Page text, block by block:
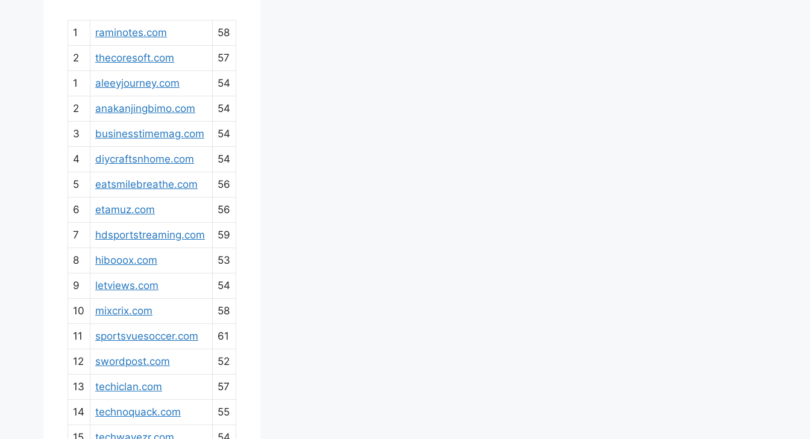
1 raminotes.com 58
2 thecoresoft.com 57
1 aleeyjourney.com 54
2 anakanjingbimo.com 54
3 businesstimemag.com 54
4 diycraftsnhome.com 54
5 eatsmilebreathe.com 56
6 etamuz.com 56
7 hdsportstreaming.com 59
8 hibooox.com 53
9 letviews.com 54
10 mixcrix.com 58
11 sportsvuesoccer.com 61
12 swordpost.com 52
13 techiclan.com 57
14 technoquack.com 55